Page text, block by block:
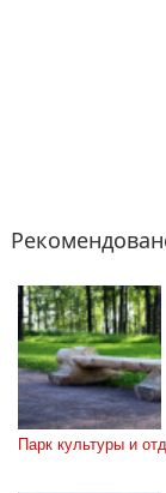
Парк культуры и